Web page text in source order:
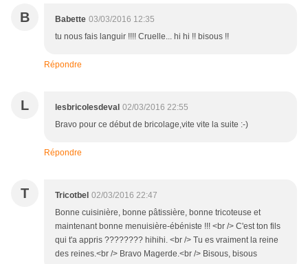
B Babette 03/03/2016 12:35
tu nous fais languir !!!! Cruelle... hi hi !! bisous !!
Répondre
L lesbricolesdeval 02/03/2016 22:55
Bravo pour ce début de bricolage,vite vite la suite :-)
Répondre
T Tricotbel 02/03/2016 22:47
Bonne cuisinière, bonne pâtissière, bonne tricoteuse et
maintenant bonne menuisière-ébéniste !!! <br /> C'est ton fils
qui t'a appris ???????? hihihi. <br /> Tu es vraiment la reine
des reines.<br /> Bravo Magerde.<br /> Bisous, bisous